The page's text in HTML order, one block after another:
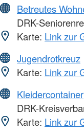
Betreutes
DRK-
Karte: Link zur
Jugendrotkreuz
Karte: Link zur
Kleidercontainer
DRK-
Karte: Link zur